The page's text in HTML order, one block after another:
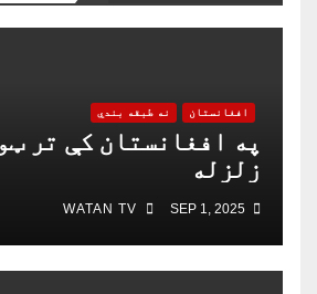
افغانستان نه طبقه بندي
په افغانستان کې تر
زلزله